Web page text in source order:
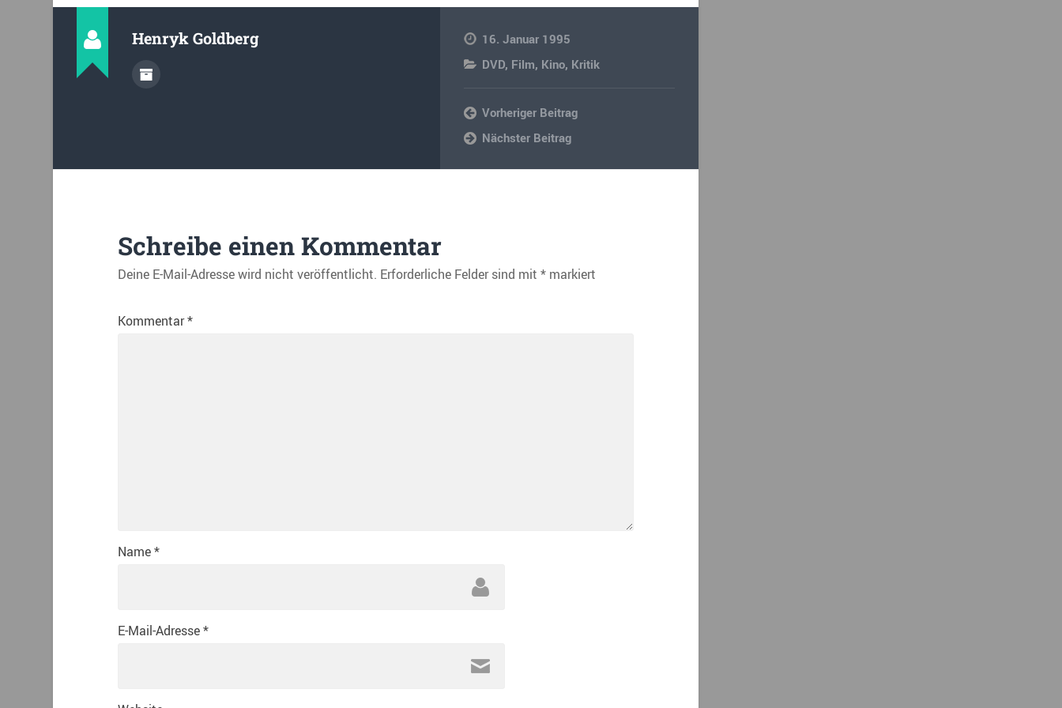
Henryk Goldberg
16. Januar 1995
DVD, Film, Kino, Kritik
Vorheriger Beitrag
Nächster Beitrag
Schreibe einen Kommentar
Deine E-Mail-Adresse wird nicht veröffentlicht. Erforderliche Felder sind mit *markiert
Kommentar*
Name*
E-Mail-Adresse*